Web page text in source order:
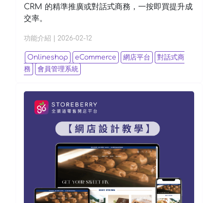
CRM 的精準推廣或對話式商務，一按即買提升成
交率。
功能介紹 2026-02-12
Onlineshop eCommerce 網店平台
對話式商
務
會員管理系統